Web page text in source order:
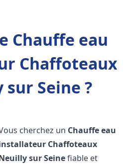
Chauffe eau
Chaffoteaux
Seine ?
cherchez un Chauffe eau
Chaffoteaux
sur Seinefiable et